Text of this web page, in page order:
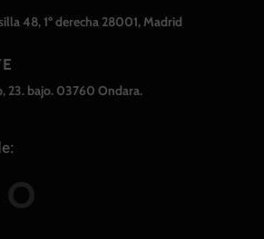
48, 1º derecha 28001, Madrid
23. bajo. 03760 Ondara.